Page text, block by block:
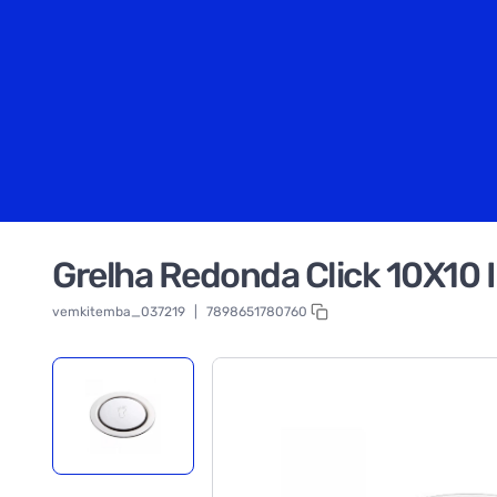
Grelha Redonda Click 10X10
vemkitemba_037219 7898651780760